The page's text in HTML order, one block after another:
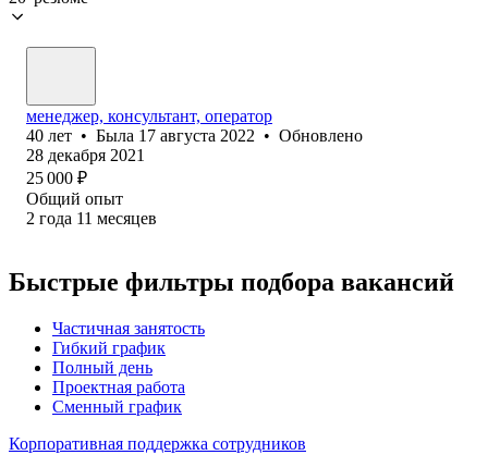
менеджер, консультант, оператор
40 лет • Была 17 августа 2022 • Обновлено
28 декабря 2021
25 000 ₽
Общий опыт
2 года 11 месяцев
Быстрые фильтры подбора вакансий
Частичная занятость
Гибкий график
Полный день
Проектная работа
Сменный график
Корпоративная поддержка сотрудников